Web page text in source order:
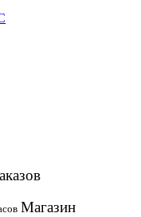
Магазин